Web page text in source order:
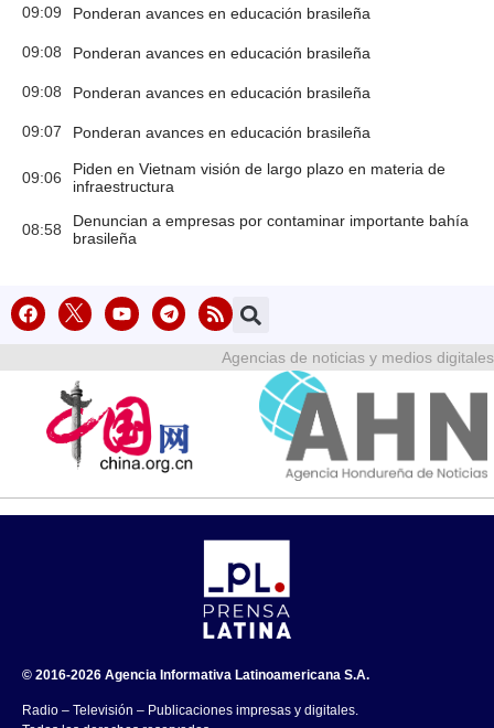
09:09 Ponderan avances en educación brasileña
09:08 Ponderan avances en educación brasileña
09:08 Ponderan avances en educación brasileña
09:07 Ponderan avances en educación brasileña
09:06
Piden en Vietnam visión de largo plazo en materia de
infraestructura
08:58
Denuncian a empresas por contaminar importante bahía
brasileña
Agencias de noticias y medios digitales
© 2016-2026 Agencia Informativa Latinoamericana S.A.
Radio – Televisión – Publicaciones impresas y digitales.